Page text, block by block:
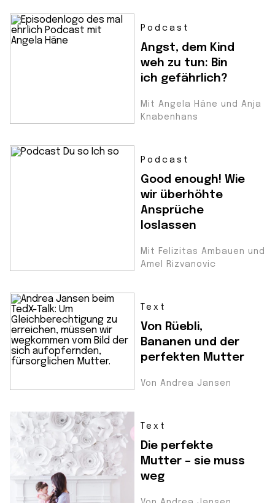
Podcast
Angst, dem Kind
weh zu tun: Bin
ich gefährlich?
Mit Angela Häne und Anja
Knabenhans
Podcast
Good enough! Wie
wir überhöhte
Ansprüche
loslassen
Mit Felizitas Ambauen und
Amel Rizvanovic
Text
Von Rüebli,
Bananen und der
perfekten Mutter
Von Andrea Jansen
Text
Die perfekte
Mutter – sie muss
weg